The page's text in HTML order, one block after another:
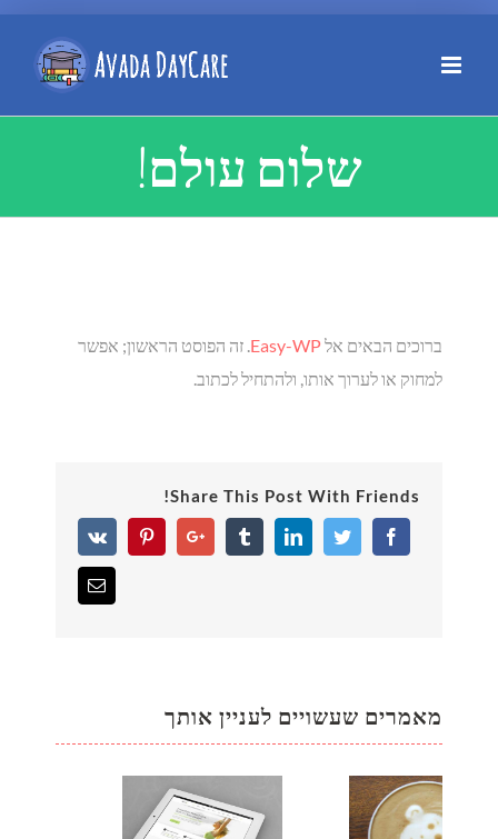
שלום עולם!
ברוכים הבאים אלEasy-WP. זה הפוסט הראשון; אפשר
למחוק או לערוך אותו, ולהתחיל לכתוב.
Share This Post With Friends!
Facebook
Twitter
Linkedin
Tumblr
Google+
Pinterest
Vk
Email
מאמרים שעשויים לעניין אותך